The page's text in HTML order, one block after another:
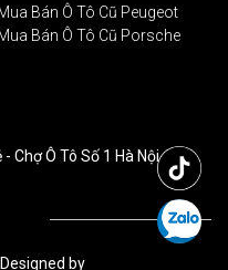
Bán Ô Tô Cũ Peugeot
Bán Ô Tô Cũ Porsche
Chợ Ô Tô Số 1 Hà Nội
by